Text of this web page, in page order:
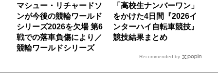
マシュー・リチャードソ
ンが今後の競輪ワールド
シリーズ2026を欠場 第6
戦での落車負傷により／
競輪ワールドシリーズ
「高校生ナンバーワン」
をかけた4日間『2026イ
ンターハイ自転車競技』
競技結果まとめ
Recommended by